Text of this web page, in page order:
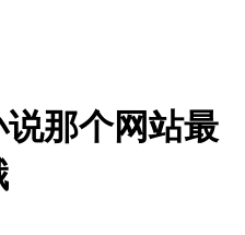
那个网站最